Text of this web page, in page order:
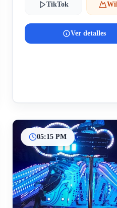
TikTok
Ver detalles
05:15 PM